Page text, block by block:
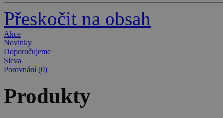
Přeskočit na obsah
Akce
Novinky
Doporučujeme
Sleva
Porovnání (0)
Produkty